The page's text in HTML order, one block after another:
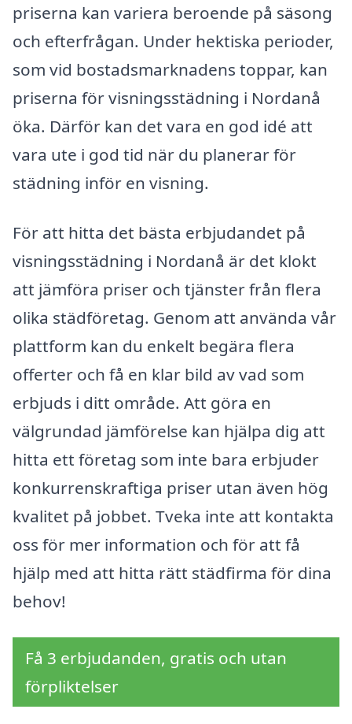
priserna kan variera beroende på säsong
och efterfrågan. Under hektiska perioder,
som vid bostadsmarknadens toppar, kan
priserna för visningsstädning i Nordanå
öka. Därför kan det vara en god idé att
vara ute i god tid när du planerar för
städning inför en visning.
För att hitta det bästa erbjudandet på
visningsstädning i Nordanå är det klokt
att jämföra priser och tjänster från flera
olika städföretag. Genom att använda vår
plattform kan du enkelt begära flera
offerter och få en klar bild av vad som
erbjuds i ditt område. Att göra en
välgrundad jämförelse kan hjälpa dig att
hitta ett företag som inte bara erbjuder
konkurrenskraftiga priser utan även hög
kvalitet på jobbet. Tveka inte att kontakta
oss för mer information och för att få
hjälp med att hitta rätt städfirma för dina
behov!
Få 3 erbjudanden, gratis och utan
förpliktelser